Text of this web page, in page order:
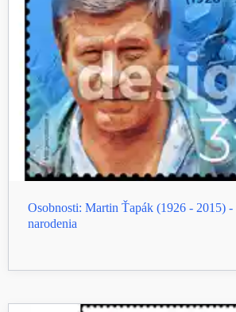
Osobnosti: Martin Ťapák (1926 - 2015)
narodenia